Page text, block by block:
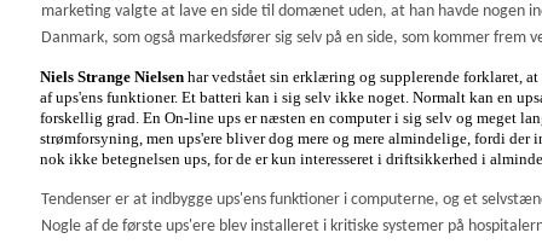
marketing valgte at lave en side til domænet uden, at han havde nogen
Danmark, som også markedsfører sig selv på en side, som kommer frem
Niels Strange Nielsen har vedstået sin erklæring og supplerende forklaret,
af ups'ens funktioner. Et batteri kan i sig selv ikke noget. Normalt kan en
forskellig grad. En On-line ups er næsten en computer i sig selv og meget
strømforsyning, men ups'ere bliver dog mere og mere almindelige, fordi der
nok ikke betegnelsen ups, for de er kun interesseret i driftsikkerhed i
Tendenser er at indbygge ups'ens funktioner i computerne, og et
Nogle af de første ups'ere blev installeret i kritiske systemer på